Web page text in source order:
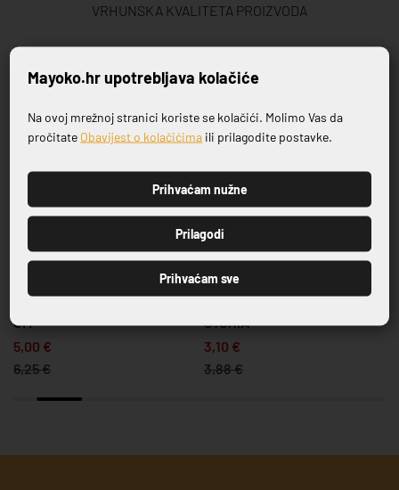
VRHUNSKA KVALITETA PROIZVODA
Povezani proizvodi
SERIJA FLUER AMBER
CM
5,00 €
6,25 €
-20%
SERIJA STORIA
STORIA
3,10 €
3,88 €
Prijavite se na naš newsletter
PRIJAVI SE
Mayoko.hr upotrebljava kolačiće
Na ovoj mrežnoj stranici koriste se kolačići. Molimo Vas da
pročitate Obavijest o kolačićima ili prilagodite postavke.
Prihvaćam nužne
Prilagodi
Prihvaćam sve